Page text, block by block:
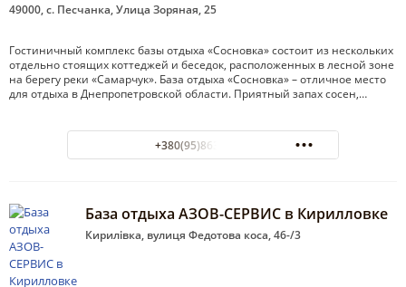
49000, с. Песчанка, Улица Зоряная, 25
Гостиничный комплекс базы отдыха «Сосновка» состоит из нескольких
отдельно стоящих коттеджей и беседок, расположенных в лесной зоне
на берегу реки «Самарчук». База отдыха «Сосновка» – отличное место
для отдыха в Днепропетровской области. Приятный запах сосен,…
+380(95)863-28-93
База отдыха АЗОВ-СЕРВИС в Кирилловке
Кирилівка, вулиця Федотова коса, 46-/3